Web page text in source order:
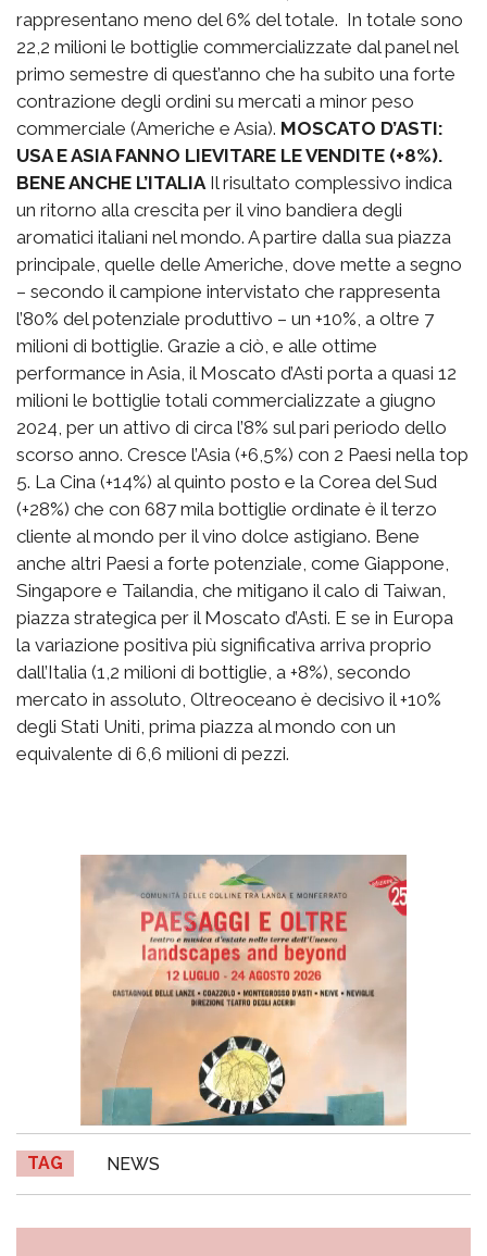
rappresentano meno del 6% del totale. In totale sono
22,2 milioni le bottiglie commercializzate dal panel nel
primo semestre di quest’anno che ha subito una forte
contrazione degli ordini su mercati a minor peso
commerciale (Americhe e Asia). MOSCATO D’ASTI:
USA E ASIA FANNO LIEVITARE LE VENDITE (+8%).
BENE ANCHE L’ITALIA Il risultato complessivo indica
un ritorno alla crescita per il vino bandiera degli
aromatici italiani nel mondo. A partire dalla sua piazza
principale, quelle delle Americhe, dove mette a segno
– secondo il campione intervistato che rappresenta
l’80% del potenziale produttivo – un +10%, a oltre 7
milioni di bottiglie. Grazie a ciò, e alle ottime
performance in Asia, il Moscato d’Asti porta a quasi 12
milioni le bottiglie totali commercializzate a giugno
2024, per un attivo di circa l’8% sul pari periodo dello
scorso anno. Cresce l’Asia (+6,5%) con 2 Paesi nella top
5. La Cina (+14%) al quinto posto e la Corea del Sud
(+28%) che con 687 mila bottiglie ordinate è il terzo
cliente al mondo per il vino dolce astigiano. Bene
anche altri Paesi a forte potenziale, come Giappone,
Singapore e Tailandia, che mitigano il calo di Taiwan,
piazza strategica per il Moscato d’Asti. E se in Europa
la variazione positiva più significativa arriva proprio
dall’Italia (1,2 milioni di bottiglie, a +8%), secondo
mercato in assoluto, Oltreoceano è decisivo il +10%
degli Stati Uniti, prima piazza al mondo con un
equivalente di 6,6 milioni di pezzi.
TAG NEWS